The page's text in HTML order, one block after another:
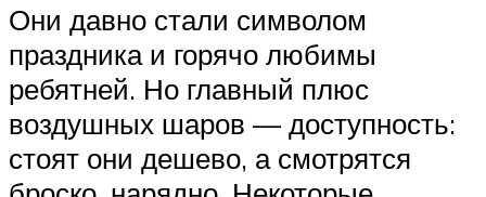
Они давно стали символом
праздника и горячо любимы
ребятней. Но главный плюс
воздушных шаров — доступность:
стоят они дешево, а смотрятся